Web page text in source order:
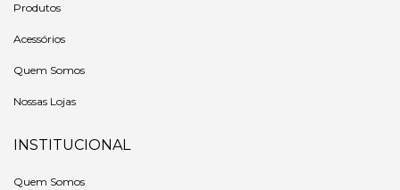
Produtos
Acessórios
Quem Somos
Nossas Lojas
INSTITUCIONAL
Quem Somos